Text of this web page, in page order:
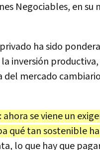
Negociables, en
ha sido
inversión
del mercado
se viene un
qué tan sostenible
lo que hay que